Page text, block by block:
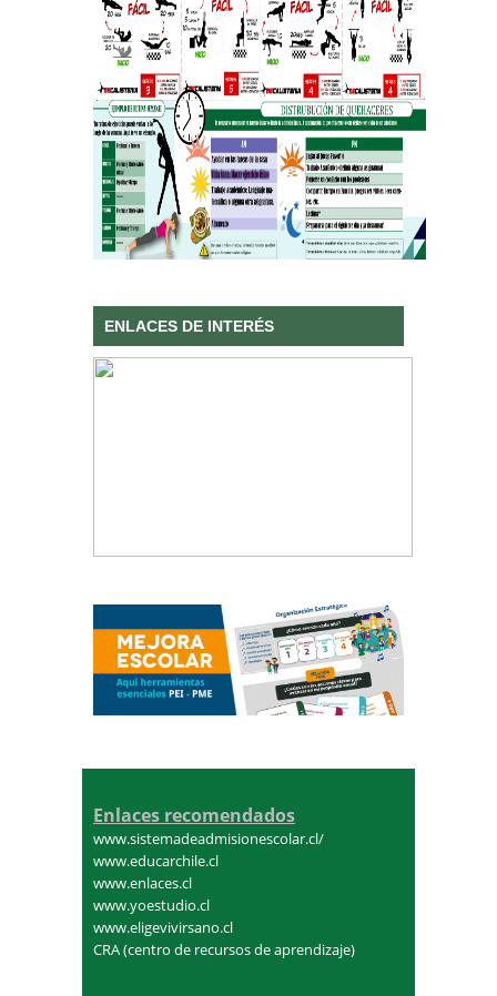
ENLACES DE INTERÉS
Enlaces recomendados
www.sistemadeadmisionescolar.cl/
www.educarchile.cl
www.enlaces.cl
www.yoestudio.cl
www.eligevivirsano.cl
CRA (centro de recursos de aprendizaje)